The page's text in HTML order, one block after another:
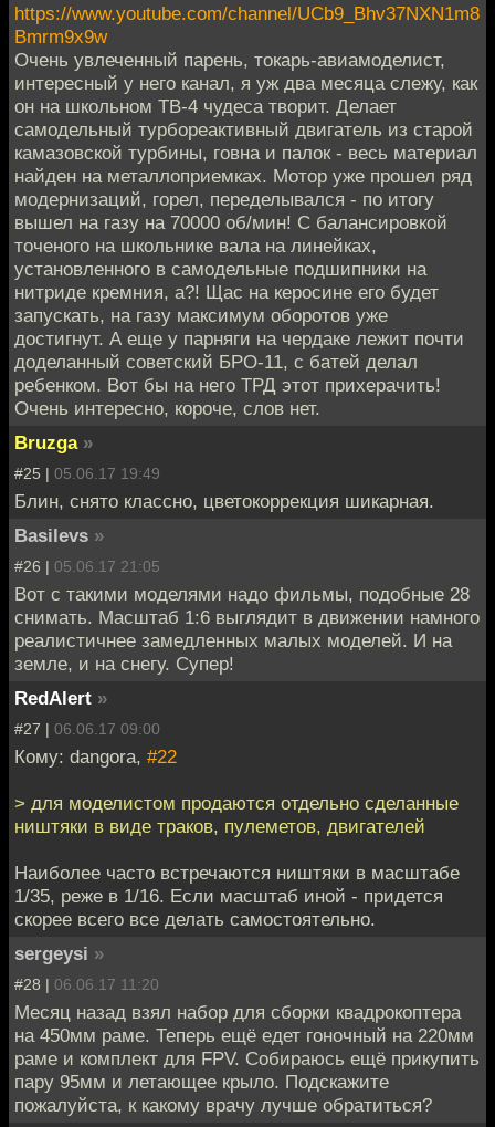
https://www.youtube.com/channel/UCb9_Bhv37NXN1m8
Bmrm9x9w
Очень увлеченный парень, токарь-авиамоделист,
интересный у него канал, я уж два месяца слежу, как
он на школьном ТВ-4 чудеса творит. Делает
самодельный турбореактивный двигатель из старой
камазовской турбины, говна и палок - весь материал
найден на металлоприемках. Мотор уже прошел ряд
модернизаций, горел, переделывался - по итогу
вышел на газу на 70000 об/мин! С балансировкой
точеного на школьнике вала на линейках,
установленного в самодельные подшипники на
нитриде кремния, а?! Щас на керосине его будет
запускать, на газу максимум оборотов уже
достигнут. А еще у парняги на чердаке лежит почти
доделанный советский БРО-11, с батей делал
ребенком. Вот бы на него ТРД этот прихерачить!
Очень интересно, короче, слов нет.
Bruzga »
#25 | 05.06.17 19:49
Блин, снято классно, цветокоррекция шикарная.
Basilevs »
#26 | 05.06.17 21:05
Вот с такими моделями надо фильмы, подобные 28
снимать. Масштаб 1:6 выглядит в движении намного
реалистичнее замедленных малых моделей. И на
земле, и на снегу. Супер!
RedAlert »
#27 | 06.06.17 09:00
Кому: dangora, #22
> для моделистом продаются отдельно сделанные
ништяки в виде траков, пулеметов, двигателей
Наиболее часто встречаются ништяки в масштабе
1/35, реже в 1/16. Если масштаб иной - придется
скорее всего все делать самостоятельно.
sergeysi »
#28 | 06.06.17 11:20
Месяц назад взял набор для сборки квадрокоптера
на 450мм раме. Теперь ещё едет гоночный на 220мм
раме и комплект для FPV. Собираюсь ещё прикупить
пару 95мм и летающее крыло. Подскажите
пожалуйста, к какому врачу лучше обратиться?